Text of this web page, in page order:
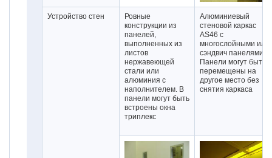
Устройство стен
Ровные
конструкции из
панелей,
выполненных из
листов
нержавеющей
стали или
алюминия с
наполнителем. В
панели могут быть
встроены окна
триплекс
Алюминиевый
стеновой каркас
АS46 с
многослойными или
сэндвич панелями.
Панели могут быть
перемещены на
другое место без
снятия каркаса